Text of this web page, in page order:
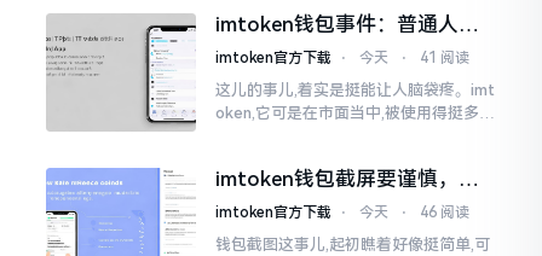
急得连连跺脚。实际上讲
imtoken钱包事件：普通人该
咋办？
imtoken官方下载 ⋅ 今天 ⋅ 41 阅读
这儿的事儿,着实是挺能让人脑袋疼。imt
oken,它可是在市面当中,被使用得挺多的
imtoken钱包截屏要谨慎，别
把隐私当儿戏
imtoken官方下载 ⋅ 今天 ⋅ 46 阅读
钱包截图这事儿,起初瞧着好像挺简单,可